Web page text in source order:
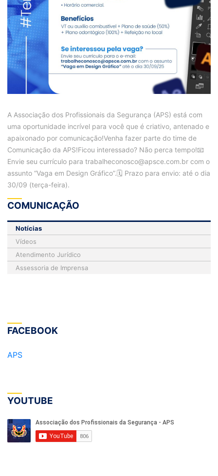
A Associação dos Profissionais da Segurança (APS) está com
uma oportunidade incrível para você que é criativo, antenado e
apaixonado por comunicação!Venha fazer parte do time de
Comunicação da APS!Ficou interessado? Não perca tempo!📧
Envie seu currículo para trabalheconosco@apsce.com.br com o
assunto “Vaga em Design Gráfico”.🗓️ Prazo para envio: até o dia
30/09 (terça-feira).
COMUNICAÇÃO
Notícias
Vídeos
Atendimento Jurídico
Assessoria de Imprensa
FACEBOOK
APS
YOUTUBE